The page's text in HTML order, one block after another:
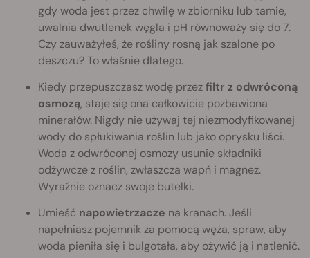
gdy woda jest przez chwilę w zbiorniku lub tamie,
uwalnia dwutlenek węgla i pH równoważy się do 7.
Czy zauważyłeś, że rośliny rosną jak szalone po
deszczu? To właśnie dlatego.
Kiedy przepuszczasz wodę przezfiltr z odwróconą
osmozą, staje się ona całkowicie pozbawiona
minerałów. Nigdy nie używaj tej niezmodyfikowanej
wody do spłukiwania roślin lub jako oprysku liści.
Woda z odwróconej osmozy usunie składniki
odżywcze z roślin, zwłaszcza wapń i magnez.
Wyraźnie oznacz swoje butelki.
Umieść napowietrzacze na kranach. Jeśli
napełniasz pojemnik za pomocą węża, spraw, aby
woda pieniła się i bulgotała, aby ożywić ją i natlenić.